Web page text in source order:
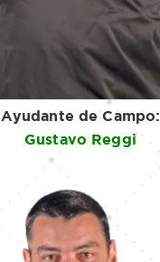
Ayudante de Campo:
Gustavo Reggi